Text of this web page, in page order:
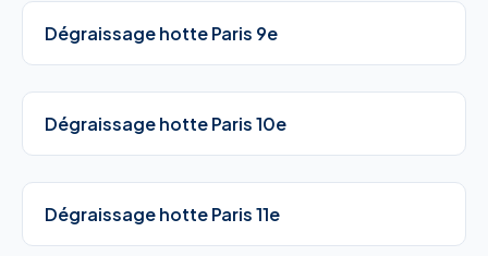
Dégraissage hotte Paris 9e
Dégraissage hotte Paris 10e
Dégraissage hotte Paris 11e